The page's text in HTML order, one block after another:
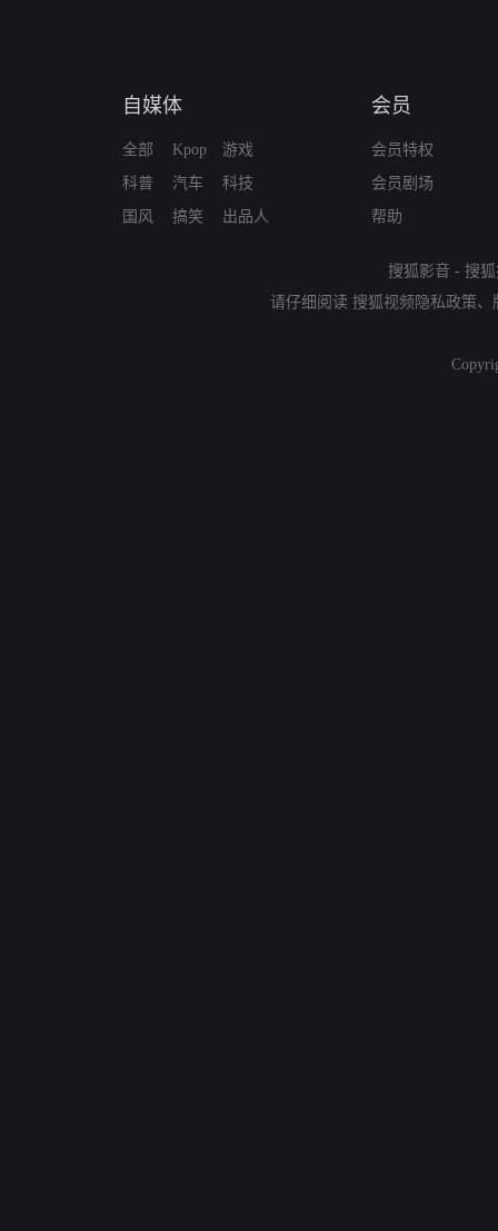
自媒体
全部
科普
国风
Kpop
汽车
搞笑
游戏
科技
出品人
会员
会员特权
会员剧场
帮助
搜狐影音 - 搜
请仔细阅读 搜狐视频隐私政策、